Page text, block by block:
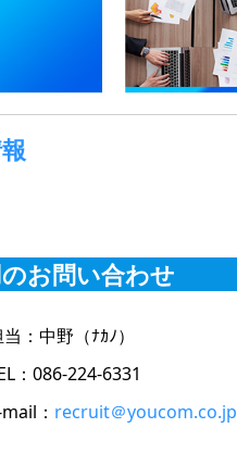
お問い合わせ
：中野（ﾅｶﾉ）
：086-224-6331
： recruit＠youcom.co.jp